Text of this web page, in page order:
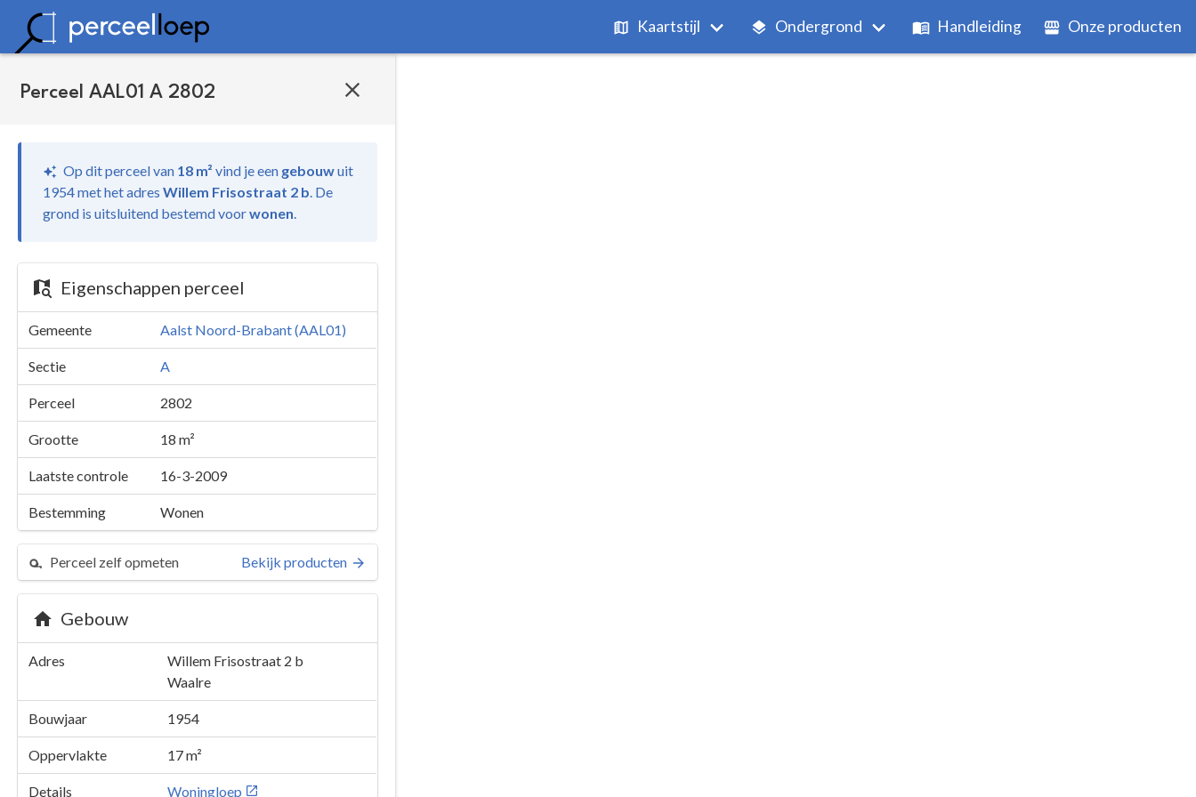
Kaartstijl Ondergrond Handleiding Onze producten
Perceel AAL01 A 2802
Op dit perceel van 18 m² vind jeeen gebouwuit
1954 met het adres Willem Frisostraat 2 b. De
grond is uitsluitend bestemd voorwonen.
Eigenschappen perceel
Gemeente Aalst Noord-Brabant (AAL01)
Sectie A
Perceel 2802
Grootte 18 m²
Laatste controle 16-3-2009
Bestemming Wonen
Perceel zelf opmeten Bekijk producten
Gebouw
Adres
Willem Frisostraat 2 b
Waalre
Bouwjaar 1954
Oppervlakte 17 m²
Details Woningloep